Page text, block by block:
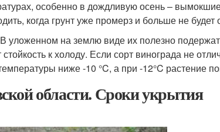
особенно в дождливую осень –
когда грунт уже промерз и больше не будет
уложенном на землю виде их полезно
к холоду. Если сорт винограда не
ниже -10 °C, а при -12°C растение
области. Сроки укрытия